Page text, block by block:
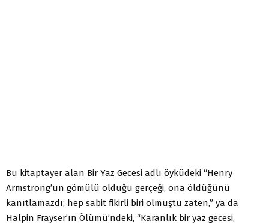
Bu kitaptayer alan Bir Yaz Gecesi adlı öyküdeki “Henry
Armstrong’un gömülü olduğu gerçeği, ona öldüğünü
kanıtlamazdı; hep sabit fikirli biri olmuştu zaten,” ya da
Halpin Frayser’ın Ölümü’ndeki, “Karanlık bir yaz gecesi,